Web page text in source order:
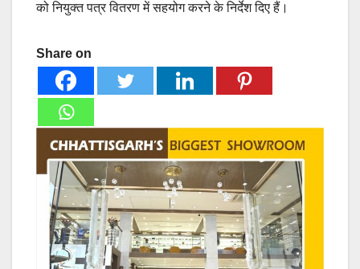
को नियुक्त पत्र वितरण में सहयोग करने के निर्देश दिए हैं।
Share on